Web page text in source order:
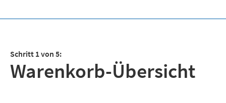
Schritt 1 von 5:
Warenkorb-Übersicht